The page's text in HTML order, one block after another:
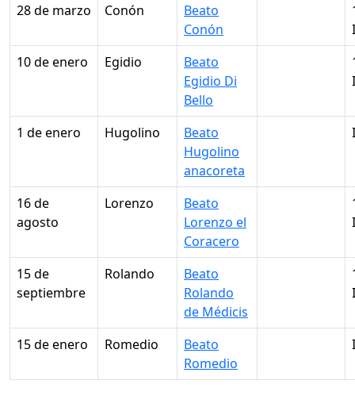
28 de marzo Conón
Beato
Conón
10 de enero
Egidio
Beato
Egidio Di
Bello
1 de enero Hugolino
Beato
Hugolino
anacoreta
16 de
agosto
Lorenzo
Beato
Lorenzo el
Coracero
15 de
septiembre
Rolando
Beato
Rolando
de Médicis
15 de enero Romedio
Beato
Romedio